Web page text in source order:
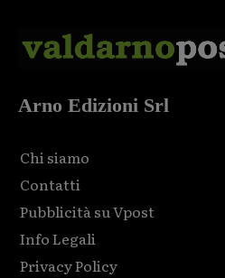
Arno Edizioni Srl
Chi siamo
Contatti
Pubblicità su Vpost
Info Legali
Privacy Policy